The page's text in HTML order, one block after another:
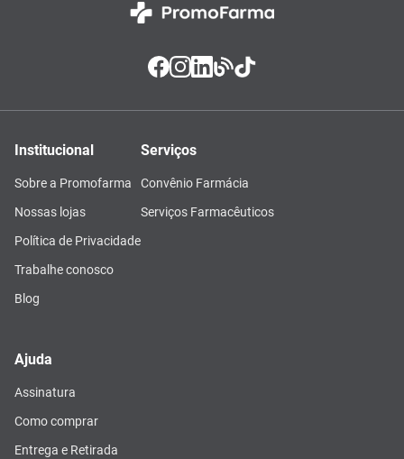
Institucional
Sobre a Promofarma
Nossas lojas
Política de Privacidade
Trabalhe conosco
Blog
Serviços
Convênio Farmácia
Serviços Farmacêuticos
Ajuda
Assinatura
Como comprar
Entrega e Retirada